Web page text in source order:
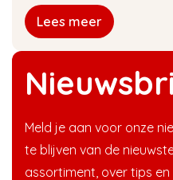
Meld je aan voor onze
te blijven van de
assortiment, over tips
Lees meer